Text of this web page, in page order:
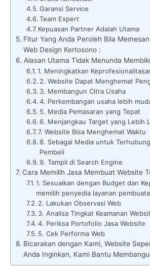
Garansi Service
Team Expert
Kepuasan Partner Adalah Utama
Fitur Yang Anda Peroleh Bila
Web Design Kertosono :
Alasan Utama Tidak Menunda
1. Meningkatkan
2. Website Dapat Menghemat
3. Membangun Citra Usaha
4. Perkembangan usaha lebih
5. Media Pemasaran yang Tepat
6. Menjangkau Target yang Lebih
7. Website Bisa Menghemat Waktu
8. Sebagai Media untuk
Pembeli
9. Tampil di Search Engine
Cara Memilih Jasa Membuat Website
1. Sesuaikan dengan Budget dan
memilih penyedia layanan
2. Lakukan Observasi Web
3. Analisa Tingkat Keamanan
4. Periksa Portofolio Jasa Website
5. Cek Performa Web
Bicarakan dengan Kami, Website
Anda Inginkan, Kami Bantu